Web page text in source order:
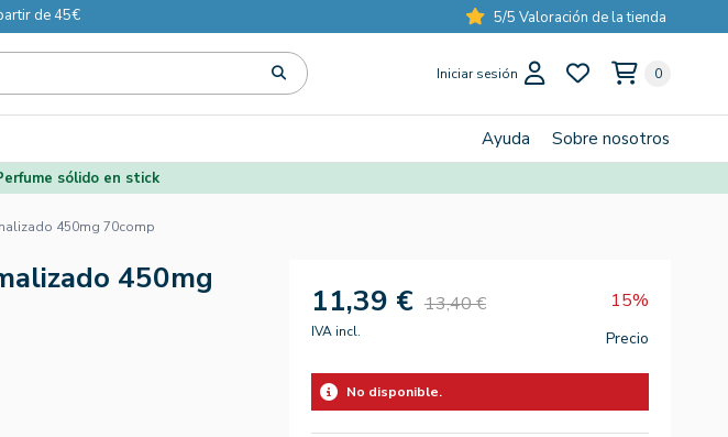
de 45€ 5/5 Valoración de la tienda
Iniciar sesión 0
Ayuda Sobre nosotros
sólido en stick
450mg 70comp
450mg
11,39 € 13,40 € 15%
IVA incl. Precio
No disponible.